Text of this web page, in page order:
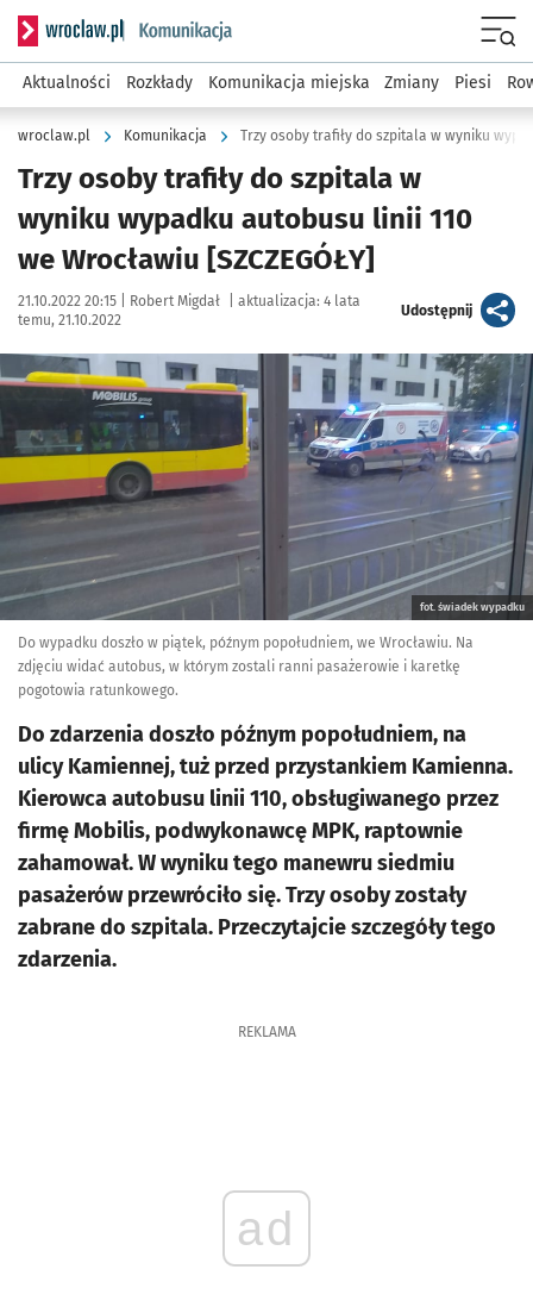
Serwis informacyjny wroclaw.pl podserwis: Komunikacja
Aktualności Rozkłady Komunikacja miejska Zmiany Piesi
wroclaw.pl Komunikacja
Trzy osoby trafiły do szpitala w
wyniku wypadku autobusu linii 110
we Wrocławiu [SZCZEGÓŁY]
Data publikacji:
21.10.2022 20:15 | Autor:
Robert Migdał aktualizacja: 4 lata
temu, 21.10.2022
Udostępnijartykuł
Kliknij, aby powiększyć
fot. świadek wypadku
Do wypadku doszło w piątek, późnym popołudniem, we Wrocławiu. Na
zdjęciu widać autobus, w którym zostali ranni pasażerowie i karetkę
pogotowia ratunkowego.
Do zdarzenia doszło późnym popołudniem, na
ulicy Kamiennej, tuż przed przystankiem Kamienna.
Kierowca autobusu linii 110, obsługiwanego przez
firmę Mobilis, podwykonawcę MPK, raptownie
zahamował. W wyniku tego manewru siedmiu
pasażerów przewróciło się. Trzy osoby zostały
zabrane do szpitala. Przeczytajcie szczegóły tego
zdarzenia.
REKLAMA
ad